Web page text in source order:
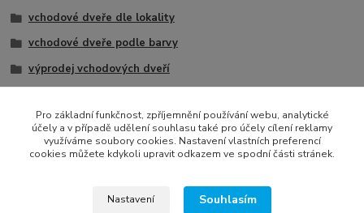
vchodové dveře dle lokality
vchodové dveře podle barvy
výprodej vchodových dveří
vchodové plastové dveře podle barvy
francouzské dveře na terasu
vchodové dveře Plzeň
Pro základní funkčnost, zpříjemnění používání webu, analytické
účely a v případě udělení souhlasu také pro účely cílení reklamy
využíváme soubory cookies. Nastavení vlastních preferencí
cookies můžete kdykoli upravit odkazem ve spodní části stránek.
Nastavení Souhlasím